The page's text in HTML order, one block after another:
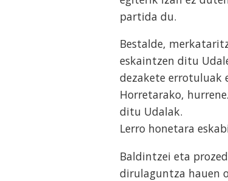
partida du.
Bestalde,
eskaintzen ditu
dezakete errotuluak
Horretarako,
ditu Udalak.
Lerro honetara
Baldintzei eta
dirulaguntza hauen